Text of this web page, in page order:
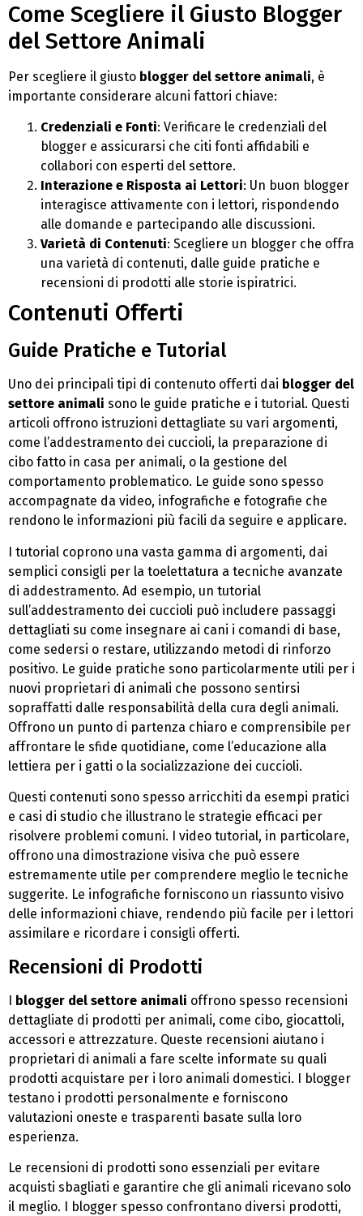
Come Scegliere il Giusto Blogger
del Settore Animali
Per scegliere il giusto blogger del settore animali, è
importante considerare alcuni fattori chiave:
Credenziali e Fonti: Verificare le credenziali del
blogger e assicurarsi che citi fonti affidabili e
collabori con esperti del settore.
Interazione e Risposta ai Lettori: Un buon blogger
interagisce attivamente con i lettori, rispondendo
alle domande e partecipando alle discussioni.
Varietà di Contenuti: Scegliere un blogger che offra
una varietà di contenuti, dalle guide pratiche e
recensioni di prodotti alle storie ispiratrici.
Contenuti Offerti
Guide Pratiche e Tutorial
Uno dei principali tipi di contenuto offerti dai blogger del
settore animali sono le guide pratiche e i tutorial. Questi
articoli offrono istruzioni dettagliate su vari argomenti,
come l’addestramento dei cuccioli, la preparazione di
cibo fatto in casa per animali, o la gestione del
comportamento problematico. Le guide sono spesso
accompagnate da video, infografiche e fotografie che
rendono le informazioni più facili da seguire e applicare.
I tutorial coprono una vasta gamma di argomenti, dai
semplici consigli per la toelettatura a tecniche avanzate
di addestramento. Ad esempio, un tutorial
sull’addestramento dei cuccioli può includere passaggi
dettagliati su come insegnare ai cani i comandi di base,
come sedersi o restare, utilizzando metodi di rinforzo
positivo. Le guide pratiche sono particolarmente utili per i
nuovi proprietari di animali che possono sentirsi
sopraffatti dalle responsabilità della cura degli animali.
Offrono un punto di partenza chiaro e comprensibile per
affrontare le sfide quotidiane, come l’educazione alla
lettiera per i gatti o la socializzazione dei cuccioli.
Questi contenuti sono spesso arricchiti da esempi pratici
e casi di studio che illustrano le strategie efficaci per
risolvere problemi comuni. I video tutorial, in particolare,
offrono una dimostrazione visiva che può essere
estremamente utile per comprendere meglio le tecniche
suggerite. Le infografiche forniscono un riassunto visivo
delle informazioni chiave, rendendo più facile per i lettori
assimilare e ricordare i consigli offerti.
Recensioni di Prodotti
I blogger del settore animali offrono spesso recensioni
dettagliate di prodotti per animali, come cibo, giocattoli,
accessori e attrezzature. Queste recensioni aiutano i
proprietari di animali a fare scelte informate su quali
prodotti acquistare per i loro animali domestici. I blogger
testano i prodotti personalmente e forniscono
valutazioni oneste e trasparenti basate sulla loro
esperienza.
Le recensioni di prodotti sono essenziali per evitare
acquisti sbagliati e garantire che gli animali ricevano solo
il meglio. I blogger spesso confrontano diversi prodotti,